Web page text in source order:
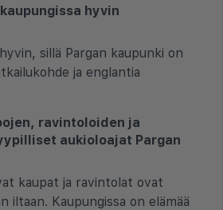
hyvin
sillä Pargan kaupunki on
ja englantia
ravintoloiden ja
aukioloajat Pargan
kaupat ja ravintolat ovat
iltaan. Kaupungissa on elämää